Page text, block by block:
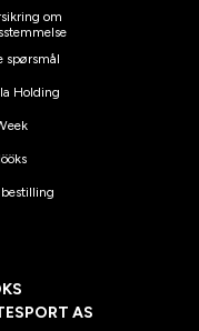
om
spørsmål
Holding
AS